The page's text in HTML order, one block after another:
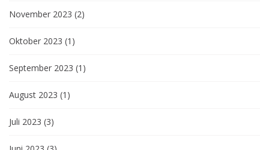
November 2023 (2)
Oktober 2023 (1)
September 2023 (1)
August 2023 (1)
Juli 2023 (3)